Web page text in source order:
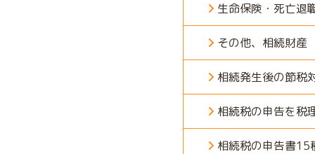
生命保険・死亡退
その他、相続財産
相続発生後の節税
相続税の申告を税
相続税の申告書15